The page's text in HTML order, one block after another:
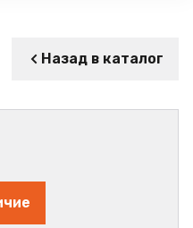
Назад в каталог